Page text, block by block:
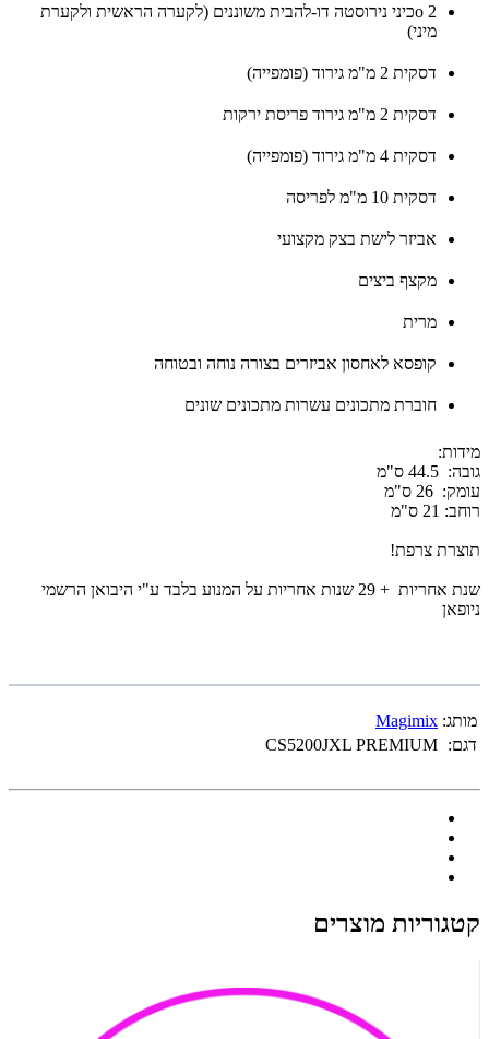
o 2כיני נירוסטה דו-להבית משוננים (לקערה הראשית ולקערת
מיני)
דסקית 2 מ"מ גירוד (פומפייה)
דסקית 2 מ"מ גירוד פריסת ירקות
דסקית 4 מ"מ גירוד (פומפייה)
דסקית 10 מ"מ לפריסה
אביזר לישת בצק מקצועי
מקצף ביצים
מרית
קופסא לאחסון אביזרים בצורה נוחה ובטוחה
חוברת מתכונים עשרות מתכונים שונים
מידות:
גובה: 44.5 ס"מ
עומק: 26 ס"מ
רוחב: 21 ס"מ
תוצרת צרפת!
שנת אחריות + 29 שנות אחריות על המנוע בלבד ע"י היבואן הרשמי
ניופאן
מותג: Magimix
דגם: CS5200JXL PREMIUM
קטגוריות מוצרים